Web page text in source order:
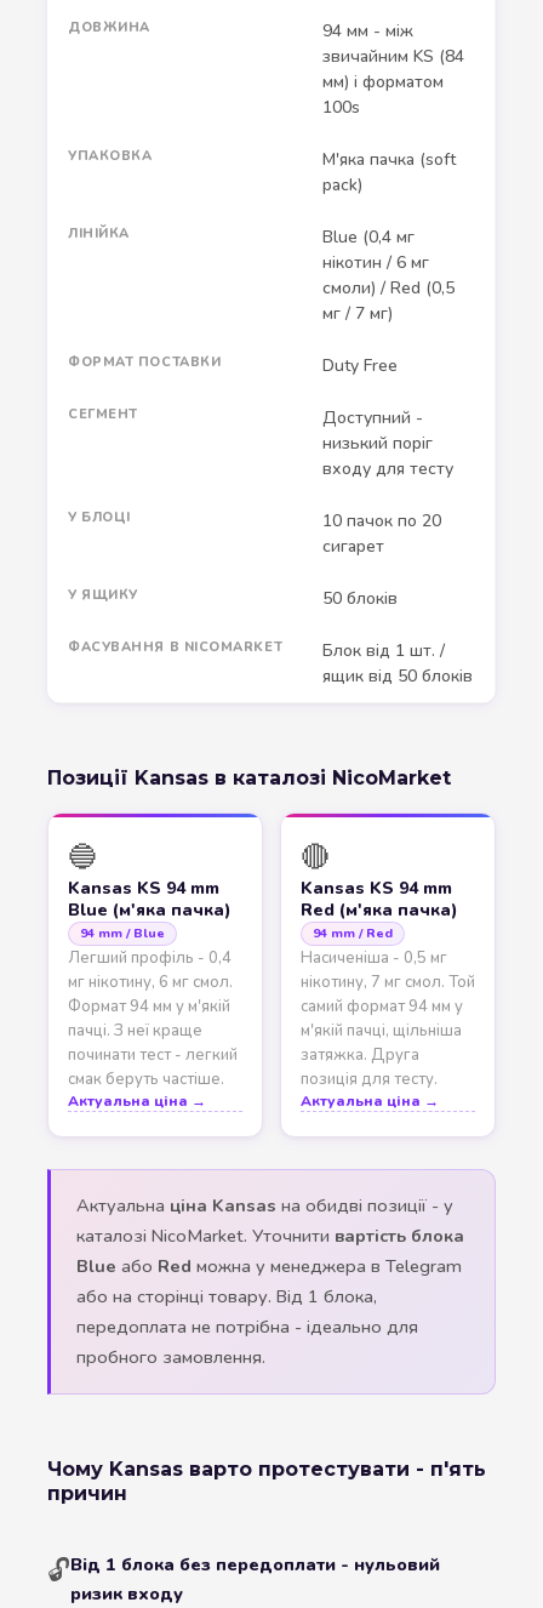
ДОВЖИНА
94 мм - між
звичайним KS (84
мм) і форматом
100s
УПАКОВКА
М'яка пачка (soft
pack)
ЛІНІЙКА
Blue (0,4 мг
нікотин / 6 мг
смоли) / Red (0,5
мг / 7 мг)
ФОРМАТ ПОСТАВКИ Duty Free
СЕГМЕНТ
Доступний -
низький поріг
входу для тесту
У БЛОЦІ
10 пачок по 20
сигарет
У ЯЩИКУ 50 блоків
ФАСУВАННЯ В NICOMARKET
Блок від 1 шт. /
ящик від 50 блоків
Позиції Kansas в каталозі NicoMarket
🔵
Kansas KS 94 mm
Blue (м'яка пачка)
94 mm / Blue
Легший профіль - 0,4
мг нікотину, 6 мг смол.
Формат 94 мм у м'якій
пачці. З неї краще
починати тест - легкий
смак беруть частіше.
Актуальна ціна →
🔴
Kansas KS 94 mm
Red (м'яка пачка)
94 mm / Red
Насиченіша - 0,5 мг
нікотину, 7 мг смол. Той
самий формат 94 мм у
м'якій пачці, щільніша
затяжка. Друга
позиція для тесту.
Актуальна ціна →
Актуальна ціна Kansas на обидві позиції - у
каталозі NicoMarket. Уточнити вартість блока
Blue або Red можна у менеджера в Telegram
або на сторінці товару. Від 1 блока,
передоплата не потрібна - ідеально для
пробного замовлення.
Чому Kansas варто протестувати - п'ять
причин
🔓Від 1 блока без передоплати - нульовий
ризик входу